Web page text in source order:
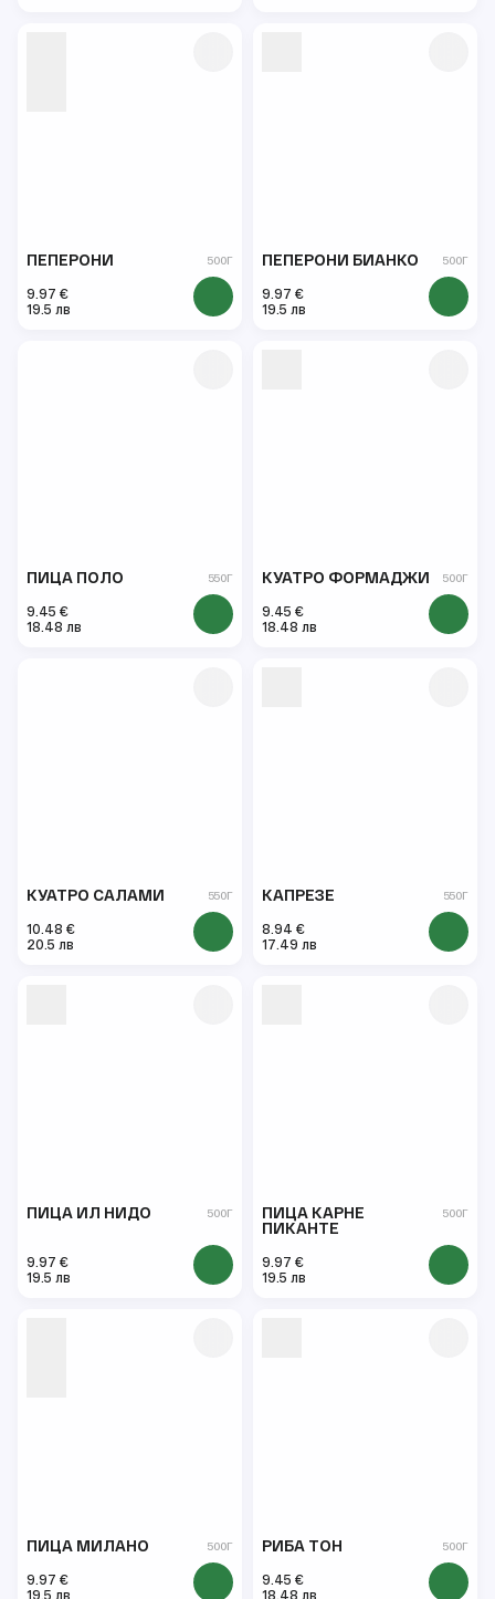
ПЕПЕРОНИ 500Г
9.97 €
19.5 лв
ПЕПЕРОНИ БИАНКО 500Г
9.97 €
19.5 лв
ПИЦА ПОЛО 550Г
9.45 €
18.48 лв
КУАТРО ФОРМАДЖИ 500Г
9.45 €
18.48 лв
КУАТРО САЛАМИ 550Г
10.48 €
20.5 лв
КАПРЕЗЕ 550Г
8.94 €
17.49 лв
ПИЦА ИЛ НИДО 500Г
9.97 €
19.5 лв
ПИЦА КАРНЕ
ПИКАНТЕ
500Г
9.97 €
19.5 лв
ПИЦА МИЛАНО 500Г
9.97 €
19.5 лв
РИБА ТОН 500Г
9.45 €
18.48 лв